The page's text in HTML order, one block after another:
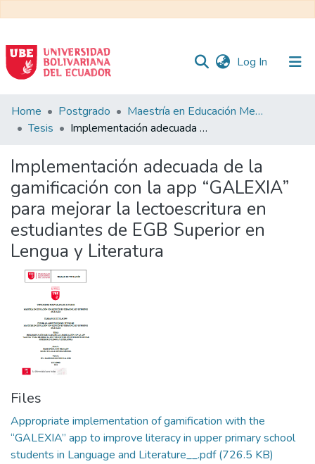
Log In (current)
Communities
&
All of DSpace
Statistics
Home Postgrado
Maestría en Educación Mención en Pedagogía en Entornos Digitales
Tesis
Implementación adecuada de la gamificación con la app “GALEXIA” para mejorar la lectoescritura en estudiantes de EGB Superior en Lengua y Literatura
Implementación adecuada de la
gamificación con la app “GALEXIA”
para mejorar la lectoescritura en
estudiantes de EGB Superior en
Lengua y Literatura
Files
Appropriate implementation of gamification with the
“GALEXIA” app to improve literacy in upper primary school
students in Language and Literature__.pdf(726.5 KB)